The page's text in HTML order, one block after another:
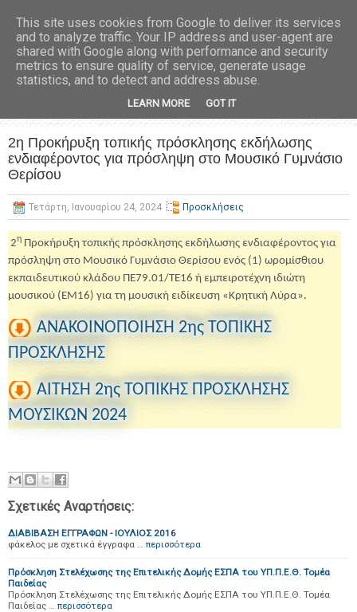
2η Προκήρυξη τοπικής πρόσκλησης εκδήλωσης
ενδιαφέροντος για πρόσληψη στο Μουσικό Γυμνάσιο
Θερίσου
Τετάρτη, Ιανουαρίου 24, 2024 Προσκλήσεις
2η Προκήρυξη τοπικής πρόσκλησης εκδήλωσης ενδιαφέροντος για
πρόσληψη στο Μουσικό Γυμνάσιο Θερίσου ενός (1) ωρομίσθιου
εκπαιδευτικού κλάδου ΠΕ79.01/ΤΕ16 ή εμπειροτέχνη ιδιώτη
μουσικού (ΕΜ16) για τη μουσική ειδίκευση «Κρητική Λύρα».
ΑΝΑΚΟΙΝΟΠΟΙΗΣΗ 2ης ΤΟΠΙΚΗΣ
ΠΡΟΣΚΛΗΣΗΣ
ΑΙΤΗΣΗ 2ης ΤΟΠΙΚΗΣ ΠΡΟΣΚΛΗΣΗΣ
ΜΟΥΣΙΚΩΝ 2024
Σχετικές Αναρτήσεις:
ΔΙΑΒΙΒΑΣΗ ΕΓΓΡΑΦΩΝ - ΙΟΥΛΙΟΣ 2016
φάκελος με σχετικά έγγραφα …
περισσότερα
Πρόσκληση Στελέχωσης της Επιτελικής Δομής ΕΣΠΑ του ΥΠ.Π.Ε.Θ. Τομέα
Παιδείας
Πρόσκληση Στελέχωσης της Επιτελικής Δομής ΕΣΠΑ του ΥΠ.Π.Ε.Θ. Τομέα
Παιδείας …
περισσότερα
This site uses cookies from Google to deliver its services
and to analyze traffic. Your IP address and user-agent are
shared with Google along with performance and security
metrics to ensure quality of service, generate usage
statistics, and to detect and address abuse.
LEARN MORE GOT IT